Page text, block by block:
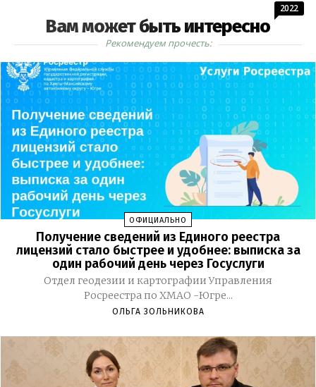
Вам может быть интересно
2022
Рекомендуем прочесть:
ОФИЦИАЛЬНО
Получение сведений из Единого реестра
лицензий стало быстрее и удобнее: выписка за
один рабочий день через Госуслуги
Отдел геодезии и картографии Управления
Росреестра по ХМАО -Югре...
ОЛЬГА ЗОЛЬНИКОВА